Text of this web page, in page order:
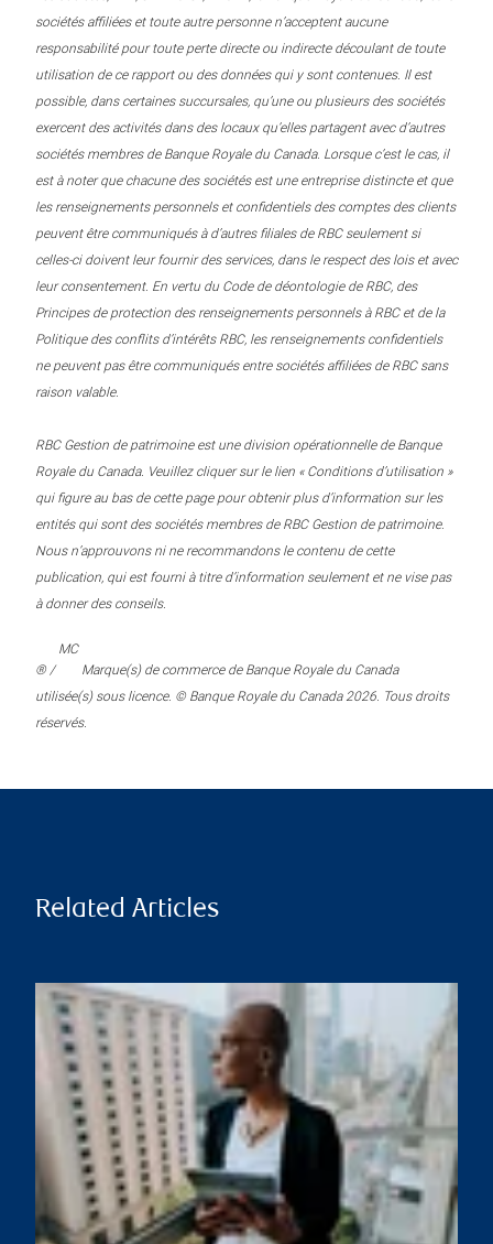
sociétés affiliées et toute autre personne n’acceptent aucune
responsabilité pour toute perte directe ou indirecte découlant de toute
utilisation de ce rapport ou des données qui y sont contenues. Il est
possible, dans certaines succursales, qu’une ou plusieurs des sociétés
exercent des activités dans des locaux qu’elles partagent avec d’autres
sociétés membres de Banque Royale du Canada. Lorsque c’est le cas, il
est à noter que chacune des sociétés est une entreprise distincte et que
les renseignements personnels et confidentiels des comptes des clients
peuvent être communiqués à d’autres filiales de RBC seulement si
celles-ci doivent leur fournir des services, dans le respect des lois et avec
leur consentement. En vertu du Code de déontologie de RBC, des
Principes de protection des renseignements personnels à RBC et de la
Politique des conflits d’intérêts RBC, les renseignements confidentiels
ne peuvent pas être communiqués entre sociétés affiliées de RBC sans
raison valable.
RBC Gestion de patrimoine est une division opérationnelle de Banque
Royale du Canada. Veuillez cliquer sur le lien « Conditions d’utilisation »
qui figure au bas de cette page pour obtenir plus d’information sur les
entités qui sont des sociétés membres de RBC Gestion de patrimoine.
Nous n’approuvons ni ne recommandons le contenu de cette
publication, qui est fourni à titre d’information seulement et ne vise pas
à donner des conseils.
® /
MC
Marque(s) de commerce de Banque Royale du Canada
utilisée(s) sous licence. © Banque Royale du Canada 2026. Tous droits
réservés.
Related Articles